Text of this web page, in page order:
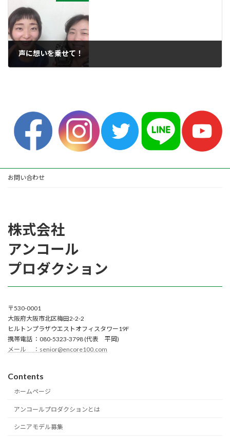
声に想いを乗せて！
2019年8月27日
お問い合わせ
株式会社
アンコール
プロダクション
〒530-0001
大阪府大阪市北区梅田2-2-2
ヒルトンプラザウエストオフィスタワー19F
携帯電話 ：080-5323-3798 (代表 平岡)
メール ：senior@encore100.com
Contents
ホームページ
アンコールプロダクションとは
シニアモデル募集